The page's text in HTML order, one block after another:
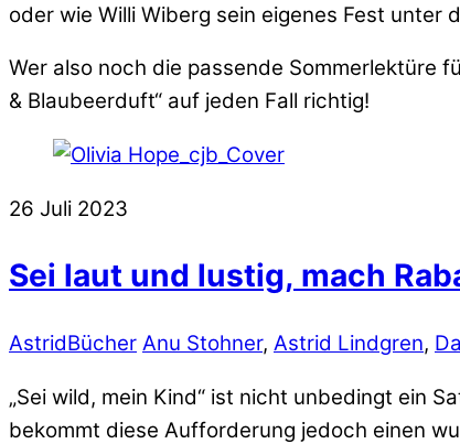
oder wie Willi Wiberg sein eigenes Fest unter
Wer also noch die passende Sommerlektüre
& Blaubeerduft“ auf jeden Fall richtig!
26 Juli 2023
Sei laut und lustig, mach
AstridBücher Anu Stohner, Astrid Lindgren,
„Sei wild, mein Kind“ ist nicht unbedingt ein
bekommt diese Aufforderung jedoch einen